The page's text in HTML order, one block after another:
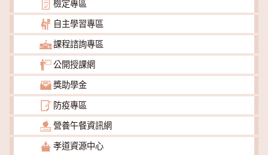
檢定專區
自主學習專區
課程諮詢專區
公開授課網
獎助學金
防疫專區
營養午餐資訊網
孝道資源中心